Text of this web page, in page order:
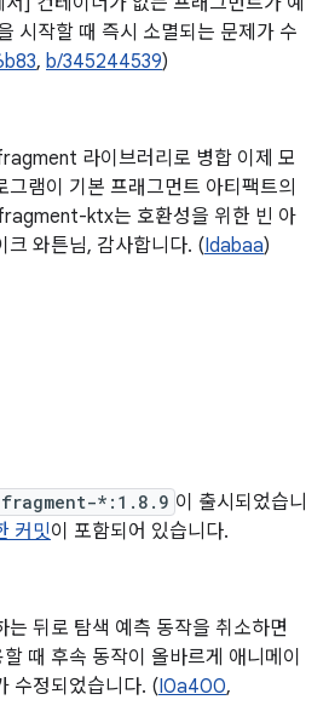
시작할 때 즉시 소멸되는 문제가 수
, b/345244539)
라이브러리로 병합 이제 모
램이 기본 프래그먼트 아티팩트의
ktx는 호환성을 위한 빈 아
크 와튼님, 감사합니다. (Idabaa)
*:1.8.9 이 출시되었습니
커밋이 포함되어 있습니다.
는 뒤로 탐색 예측 동작을 취소하면
때 후속 동작이 올바르게 애니메이
수정되었습니다. (I0a400,